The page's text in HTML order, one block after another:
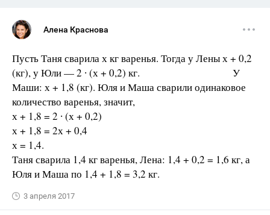
Алена Краснова
Пусть Таня сварила х кг варенья. Тогда у Лены х + 0,2
(кг), у Юли — 2 ∙ (х + 0,2) кг. У
Маши: х + 1,8 (кг). Юля и Маша сварили одинаковое
количество варенья, значит,
х + 1,8 = 2 ∙ (х + 0,2)
х + 1,8 = 2х + 0,4
х = 1,4.
Таня сварила 1,4 кг варенья, Лена: 1,4 + 0,2 = 1,6 кг, а
Юля и Маша по 1,4 + 1,8 = 3,2 кг.
3 апреля 2017